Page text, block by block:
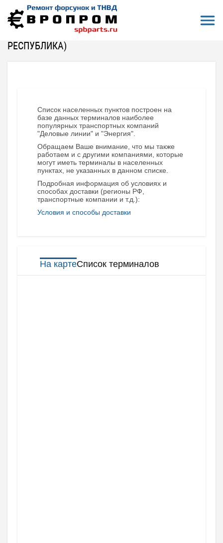
На главную Терминалы приема и отправки заказов
ЧЕРКЕССК (КАРАЧАЕВО-ЧЕРКЕССКАЯ
РЕСПУБЛИКА)
Список населенных пунктов построен на
базе данных терминалов наиболее
популярных транспортных компаний
"Деловые линии" и "Энергия".
Обращаем Ваше внимание, что мы также
работаем и с другими компаниями, которые
могут иметь терминалы в населенных
пунктах, не указанных в данном списке.
Подробная информация об условиях и
способах доставки (регионы РФ,
транспортные компании и т.д.):
Условия и способы доставки
На картеСписок терминалов